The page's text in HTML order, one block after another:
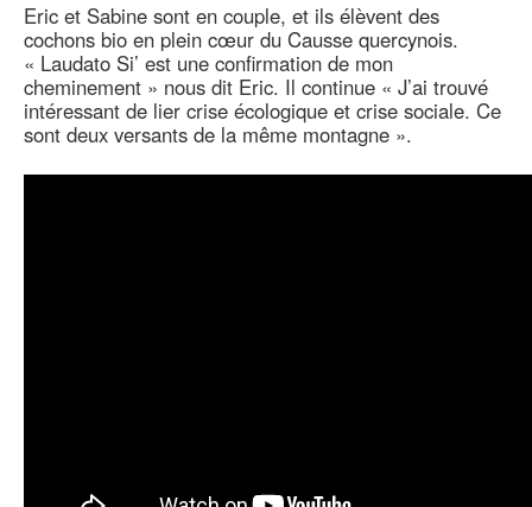
Eric et Sabine sont en couple, et ils élèvent des
cochons bio en plein cœur du Causse quercynois.
« Laudato Si’ est une confirmation de mon
cheminement » nous dit Eric. Il continue « J’ai trouvé
intéressant de lier crise écologique et crise sociale. Ce
sont deux versants de la même montagne ».